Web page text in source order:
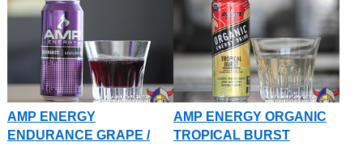
AMP ENERGY
ENDURANCE GRAPE /
AMP ENERGY ORGANIC
TROPICAL BURST